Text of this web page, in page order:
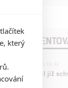
| 01.08.2026 16:40
zrušil již
který